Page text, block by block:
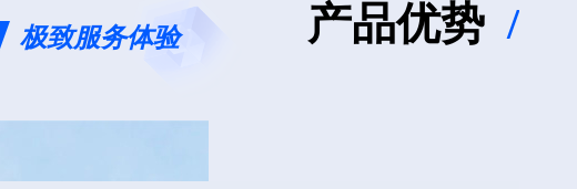
极致服务体验 产品优势 /